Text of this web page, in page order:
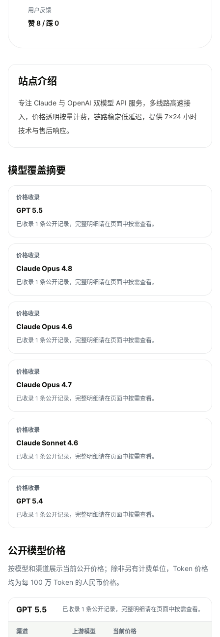
用户反馈
赞 8 / 踩 0
站点介绍
专注 Claude 与 OpenAI 双模型 API 服务，多线路高速接
入，价格透明按量计费，链路稳定低延迟，提供 7×24 小时
技术与售后响应。
模型覆盖摘要
价格收录
GPT 5.5
已收录 1 条公开记录，完整明细请在页面中按需查看。
价格收录
Claude Opus 4.8
已收录 1 条公开记录，完整明细请在页面中按需查看。
价格收录
Claude Opus 4.6
已收录 1 条公开记录，完整明细请在页面中按需查看。
价格收录
Claude Opus 4.7
已收录 1 条公开记录，完整明细请在页面中按需查看。
价格收录
Claude Sonnet 4.6
已收录 1 条公开记录，完整明细请在页面中按需查看。
价格收录
GPT 5.4
已收录 1 条公开记录，完整明细请在页面中按需查看。
公开模型价格
按模型和渠道展示当前公开价格；除非另有计费单位，Token 价格
均为每 100 万 Token 的人民币价格。
GPT 5.5 已收录 1 条公开记录，完整明细请在页面中按需查看。
渠道 上游模型 当前价格